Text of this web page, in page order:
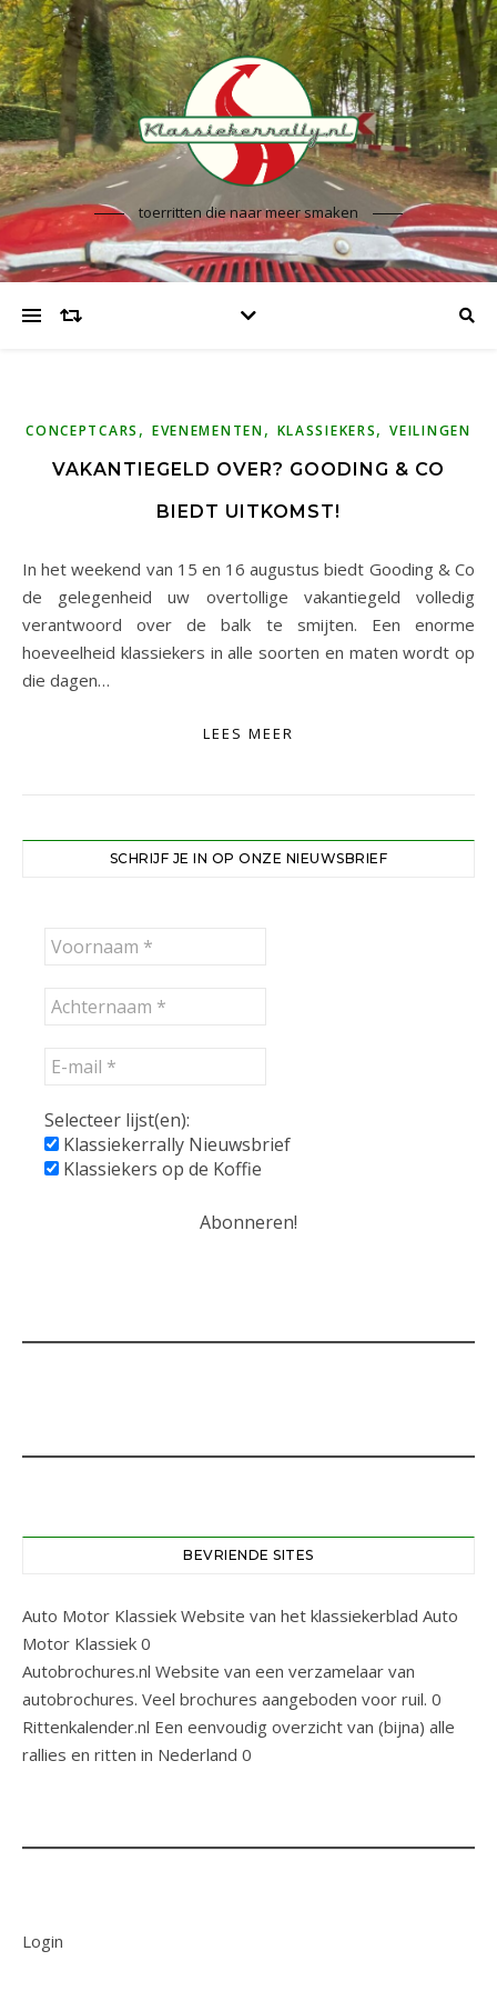
toerritten die naar meer smaken
CONCEPTCARS , EVENEMENTEN, KLASSIEKERS,VEILINGEN
VAKANTIEGELD OVER? GOODING & CO
BIEDT UITKOMST!
In het weekend van 15 en 16 augustus biedt Gooding & Co
de gelegenheid uw overtollige vakantiegeld volledig
verantwoord over de balk te smijten. Een enorme
hoeveelheid klassiekers in alle soorten en maten wordt op
die dagen…
LEES MEER
SCHRIJF JE IN OP ONZE NIEUWSBRIEF
Selecteer lijst(en):
Klassiekerrally Nieuwsbrief
Klassiekers op de Koffie
BEVRIENDE SITES
Auto Motor Klassiek Website van het klassiekerblad Auto
Motor Klassiek 0
Autobrochures.nl Website van een verzamelaar van
autobrochures. Veel brochures aangeboden voor ruil. 0
Rittenkalender.nl Een eenvoudig overzicht van (bijna) alle
rallies en ritten in Nederland 0
Login